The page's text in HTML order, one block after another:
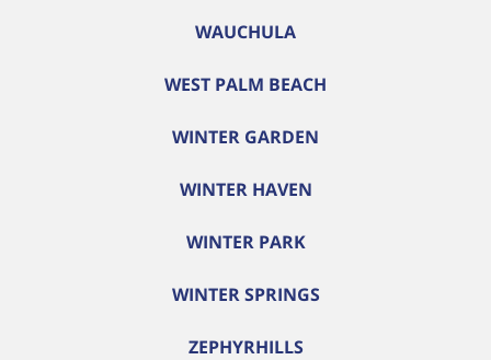
WAUCHULA
WEST PALM BEACH
WINTER GARDEN
WINTER HAVEN
WINTER PARK
WINTER SPRINGS
ZEPHYRHILLS